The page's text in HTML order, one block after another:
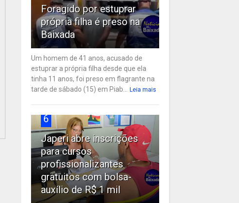
Foragido por estuprar
própria filha é preso na
Baixada
Um homem de 41 anos, acusado de
estuprar a própria filha desde que ela
tinha 11 anos, foi preso em flagrante na
tarde de sábado (15) em Piab... Leia mais
6
Japeri abre inscrições
para cursos
profissionalizantes
gratuitos com bolsa-
auxílio de R$ 1 mil